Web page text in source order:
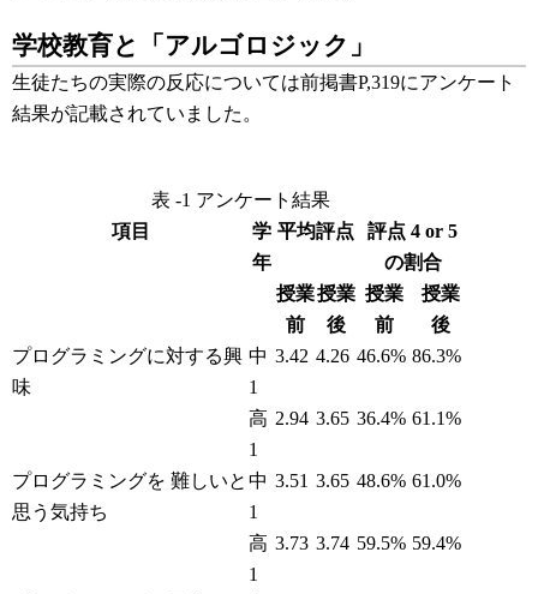
学校教育と「アルゴロジック」
生徒たちの実際の反応については前掲書P,319にアンケート
結果が記載されていました。
表 -1 アンケート結果
項目
学
年
平均評点
評点 4 or 5
の割合
授業
前
授業
後
授業
前
授業
後
プログラミングに対する興
味
中
1
3.42 4.26 46.6% 86.3%
高
1
2.94 3.65 36.4% 61.1%
プログラミングを 難しいと
思う気持ち
中
1
3.51 3.65 48.6% 61.0%
高
1
3.73 3.74 59.5% 59.4%